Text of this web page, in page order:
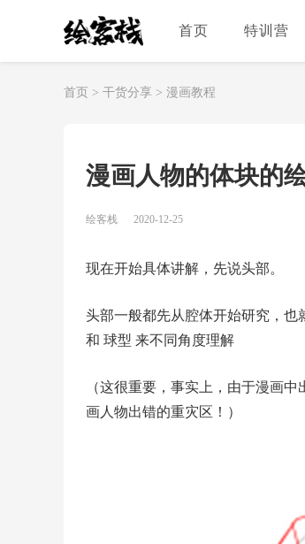
首页 特训营
首页 > 干货分享 > 漫画教程
漫画人物的体块的
绘客栈 2020-12-25
现在开始具体讲解，先说头部。
头部一般都先从腔体开始研究，也
和 球型 来不同角度理解
（这很重要，事实上，由于漫画
画人物出错的重灾区！）